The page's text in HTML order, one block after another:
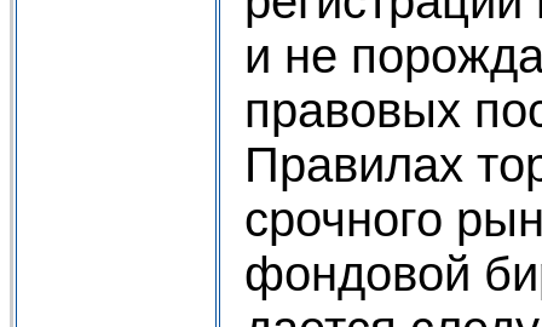
и не
правовых
Правилах
срочного
фондовой